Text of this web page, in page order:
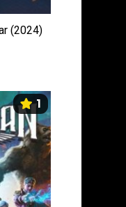
(2024)
1